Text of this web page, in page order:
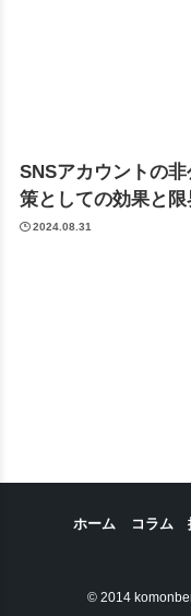
SNSアカウントの
策としての効果と限
2024.08.31
ホーム コラム
© 2014